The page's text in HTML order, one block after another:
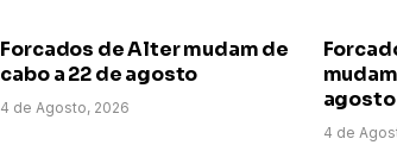
Forcados de Alter mudam de
cabo a 22 de agosto
4 de Agosto, 2026
agosto
4 de